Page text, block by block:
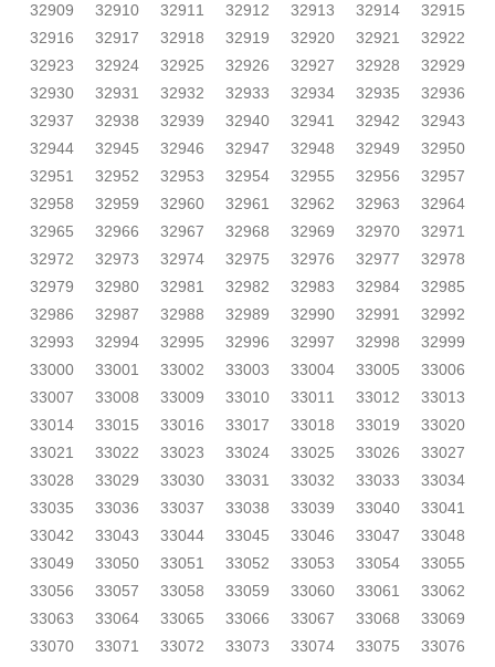
32909
32910 32911 32912 32913 32914
32915
32916
32917 32918 32919 32920 32921
32922
32923
32924 32925 32926 32927 32928
32929
32930
32931 32932 32933 32934 32935
32936
32937
32938 32939 32940 32941 32942
32943
32944
32945 32946 32947 32948 32949
32950
32951
32952 32953 32954 32955 32956
32957
32958
32959 32960 32961 32962 32963
32964
32965
32966 32967 32968 32969 32970
32971
32972
32973 32974 32975 32976 32977
32978
32979
32980 32981 32982 32983 32984
32985
32986
32987 32988 32989 32990 32991
32992
32993
32994 32995 32996 32997 32998
32999
33000
33001 33002 33003 33004 33005
33006
33007
33008 33009 33010 33011 33012
33013
33014
33015 33016 33017 33018 33019
33020
33021
33022 33023 33024 33025 33026
33027
33028
33029 33030 33031 33032 33033
33034
33035
33036 33037 33038 33039 33040
33041
33042
33043 33044 33045 33046 33047
33048
33049
33050 33051 33052 33053 33054
33055
33056
33057 33058 33059 33060 33061
33062
33063
33064 33065 33066 33067 33068
33069
33070
33071 33072 33073 33074 33075
33076